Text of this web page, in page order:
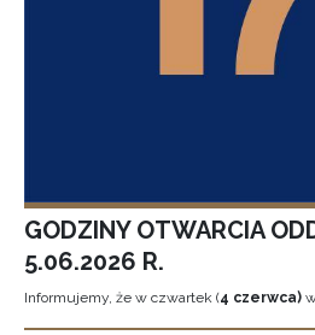
GODZINY OTWARCIA
5.06.2026 R.
Informujemy, że w czwartek (4 czerwca)